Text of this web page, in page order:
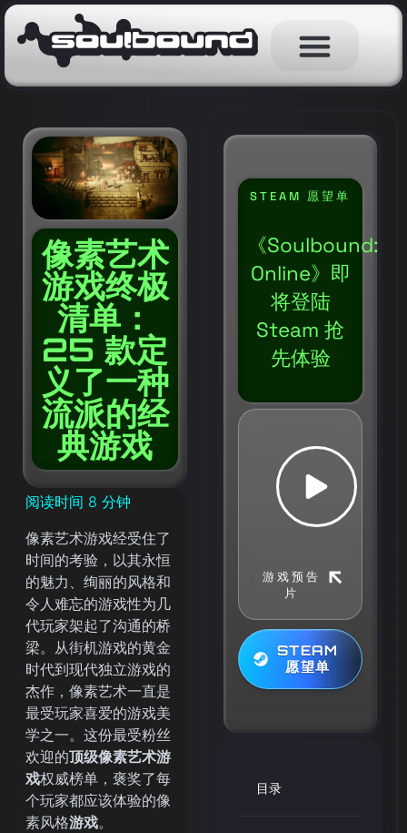
像素艺术
游戏终极
清单：
25 款定
义了一种
流派的经
典游戏
阅读时间 8 分钟
像素艺术游戏经受住了
时间的考验，以其永恒
的魅力、绚丽的风格和
令人难忘的游戏性为几
代玩家架起了沟通的桥
梁。从街机游戏的黄金
时代到现代独立游戏的
杰作，像素艺术一直是
最受玩家喜爱的游戏美
学之一。这份最受粉丝
欢迎的顶级像素艺术游
戏权威榜单，褒奖了每
个玩家都应该体验的像
素风格游戏。
STEAM 愿望单
《Soulbound:
Online》即
将登陆
Steam 抢
先体验
游戏预告
片
STEAM
愿望单
目录